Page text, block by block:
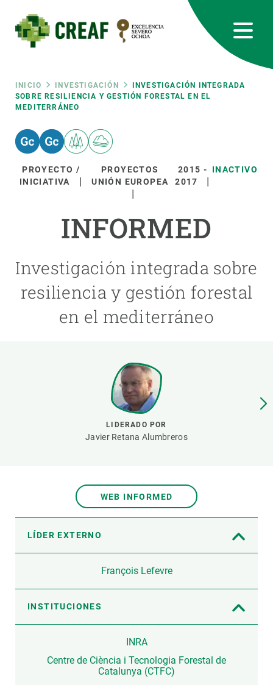
contenido
principal
Ruta
de
navegación
INICIO INVESTIGACIÓN
INVESTIGACIÓN INTEGRADA
SOBRE RESILIENCIA Y GESTIÓN FORESTAL EN EL
MEDITERRÁNEO
PROYECTO /
INICIATIVA
PROYECTOS
UNIÓN EUROPEA
2015 -
2017
INACTIVO
INFORMED
Investigación integrada sobre
resiliencia y gestión forestal
en el mediterráneo
LIDERADO POR
Javier Retana Alumbreros
WEB INFORMED
LÍDER EXTERNO
François Lefevre
INSTITUCIONES
INRA
Centre de Ciència i Tecnologia Forestal de
Catalunya (CTFC)
RRSS
Featured
responsive
Responsive
menu
SOBRE NOSOTROS
ÚNETE A NOSOTROS
PARTICIPA